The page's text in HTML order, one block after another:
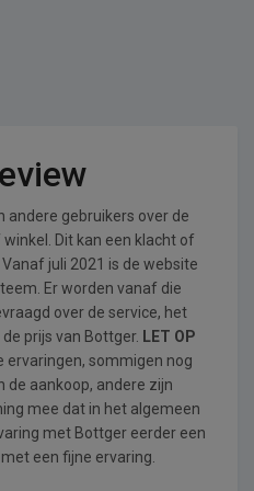
andere gebruikers over de
Dit kan een klacht of
juli 2021 is de website
Er worden vanaf die
over de service, het
prijs van Bottger. LET OP
ervaringen, sommigen nog
de aankoop, andere zijn
mee dat in het algemeen
met Bottger eerder een
een fijne ervaring.